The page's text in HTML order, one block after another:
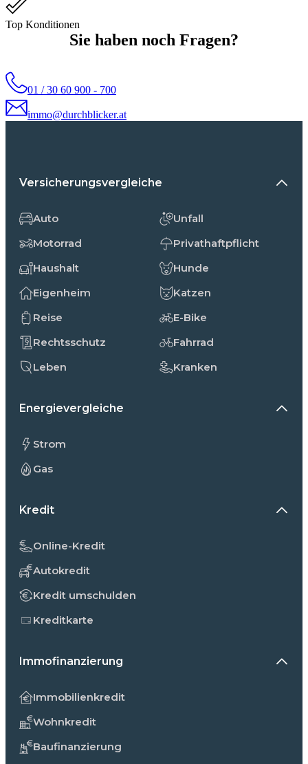
Top Konditionen
Sie haben noch Fragen?
01 / 30 60 900 - 700
immo@durchblicker.at
Versicherungsvergleiche
Auto
Motorrad
Haushalt
Eigenheim
Reise
Rechtsschutz
Leben
Unfall
Privathaftpflicht
Hunde
Katzen
E-Bike
Fahrrad
Kranken
Energievergleiche
Strom
Gas
Kredit
Online-Kredit
Autokredit
Kredit umschulden
Kreditkarte
Immofinanzierung
Immobilienkredit
Wohnkredit
Baufinanzierung